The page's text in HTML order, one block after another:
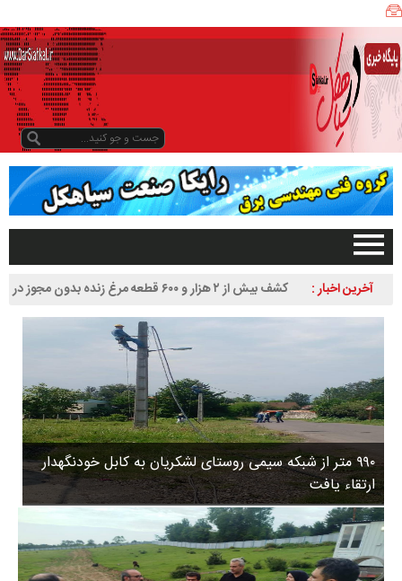
صفحه اصلی
دیلمان
روستاها
ورزشی
سیاسی
چندرسانه ای
مسیر گردشگری دیلمان
درباره ما
آخرین اخبار :
کشف بیش از ۲ هزار و ۶۰۰ قطعه مرغ زنده بدون مجوز در
سیاهکل
۹۹۰ متر از شبکه سیمی روستای لشکریان به کابل خودنگهدار
ارتقاء یافت
ا
ه
ک
ل
ز
ب
و
د
و
د
س
۱
۳
۵
۸
ب
ا
ز
ن
ش